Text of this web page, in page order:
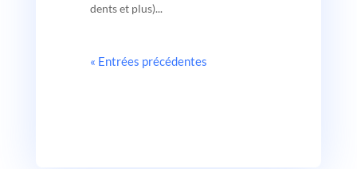
dents et plus)...
« Entrées précédentes